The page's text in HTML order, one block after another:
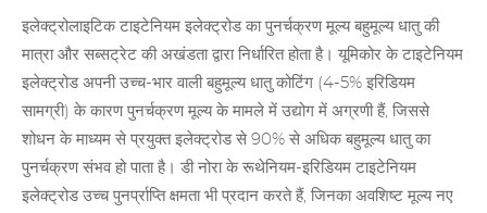
इलेक्ट्रोलाइटिक टाइटेनियम इलेक्ट्रोड का पुनर्चक्रण मूल्य बहुमूल्य धातु की
मात्रा और सब्सट्रेट की अखंडता द्वारा निर्धारित होता है। यूमिकोर के टाइटेनियम
इलेक्ट्रोड अपनी उच्च-भार वाली बहुमूल्य धातु कोटिंग (4-5% इरिडियम
सामग्री) के कारण पुनर्चक्रण मूल्य के मामले में उद्योग में अग्रणी हैं, जिससे
शोधन के माध्यम से प्रयुक्त इलेक्ट्रोड से 90% से अधिक बहुमूल्य धातु का
पुनर्चक्रणसंभव हो पाता है। डी नोरा के रूथेनियम-इरिडियम टाइटेनियम
इलेक्ट्रोड उच्च पुनर्प्राप्ति क्षमता भी प्रदान करते हैं, जिनका अवशिष्ट मूल्य नए